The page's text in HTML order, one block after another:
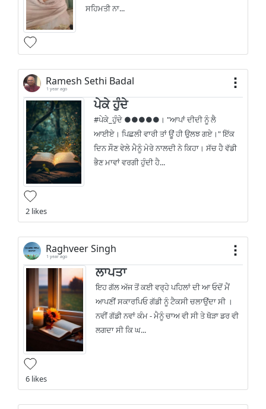
ਸਹਿਮਤੀ ਨਾ...
Ramesh Sethi Badal
1 year ago
ਪੇਕੇ ਹੁੰਦੇ
#ਪੇਕੇ_ਹੁੰਦੇ ●●●●●। "ਆਪਾਂ ਦੀਦੀ ਨੂੰ ਲੈ
ਆਈਏ। ਪਿਛਲੀ ਵਾਰੀ ਤਾਂ ਊਂ ਹੀ ਉਲਝ ਗਏ।" ਇੱਕ
ਦਿਨ ਸੌਣ ਵੇਲੇ ਮੈਨੂੰ ਮੇਰੇ ਨਾਲਦੀ ਨੇ ਕਿਹਾ। ਸੱਚ ਹੈ ਵੱਡੀ
ਭੈਣ ਮਾਵਾਂ ਵਰਗੀ ਹੁੰਦੀ ਹੈ...
2 likes
Raghveer Singh
1 year ago
ਲਾਪਤਾ
ਇਹ ਗੱਲ ਅੱਜ ਤੋਂ ਕਈ ਵਰ੍ਹੇ ਪਹਿਲਾਂ ਦੀ ਆ ਓਦੋਂ ਮੈਂ
ਆਪਣੀਂ ਸਕਾਰਪਿਓ ਗੱਡੀ ਨੂੰ ਟੈਕਸੀ ਚਲਾਉਂਦਾ ਸੀ ।
ਨਵੀਂ ਗੱਡੀ ਨਵਾਂ ਕੰਮ - ਮੈਨੂੰ ਚਾਅ ਵੀ ਸੀ ਤੇ ਥੋੜਾ ਡਰ ਵੀ
ਲਗਦਾ ਸੀ ਕਿ ਘ...
6 likes